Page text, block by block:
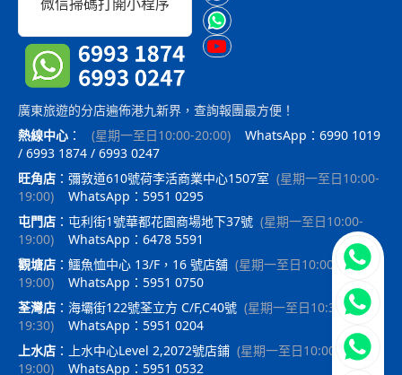
廣東旅遊的分店遍佈港九新界，查詢報團最方便！
熱線中心 ： (星期一至日10:00-20:00)
WhatsApp：6990 1019
/ 6993 1874 / 6993 0247
旺角店 ： 彌敦道610號荷李活商業中心1507室 (星期一至日10:00-
19:00)
WhatsApp：5951 0295
屯門店 ： 屯利街1號華都花園商場地下37號 (星期一至日10:00-
19:00)
WhatsApp：6478 5591
觀塘店 ： 鱷魚恤中心 13/F，16 號店舖 (星期一至日10:00-
19:00)
WhatsApp：5951 0750
荃灣店 ： 海壩街122號荃立方 C/F,C40號 (星期一至日10:30-
19:30)
WhatsApp：5951 0204
上水店 ： 上水中心Level 2,2072號店鋪 (星期一至日10:00-
19:00) WhatsApp：5951 0532
立即